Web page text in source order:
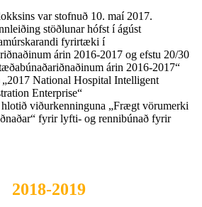
var stofnuð 10. maí 2017.
stöðlunar hófst í ágúst
fyrirtæki í
árin 2016-2017 og efstu 20/30
árin 2016-2017“
National Hospital Intelligent
Enterprise“
viðurkenninguna „Frægt vörumerki
fyrir lyfti- og rennibúnað fyrir
2018-2019